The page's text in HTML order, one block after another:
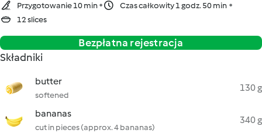
Przygotowanie 10 min
Czas całkowity 1 godz. 50 min
12 slices
Bezpłatna rejestracja
Składniki
butter
softened
130 g
bananas
cut in pieces (approx. 4 bananas)
340 g